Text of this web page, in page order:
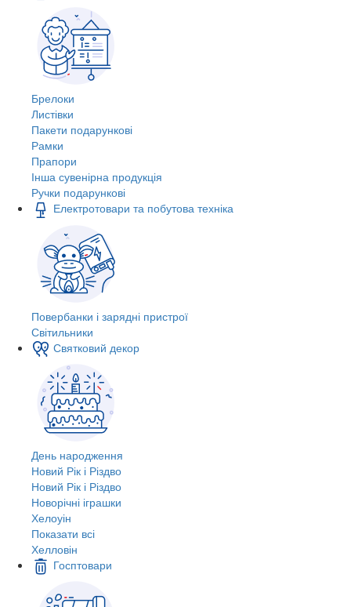
Брелоки
Листівки
Пакети подарункові
Рамки
Прапори
Інша сувенірна продукція
Ручки подарункові
Електротовари та побутова техніка
Повербанки і зарядні пристрої
Світильники
Святковий декор
День народження
Новий Рік і Різдво
Новий Рік і Різдво
Новорічні іграшки
Хелоуін
Показати всі
Хелловін
Госптовари